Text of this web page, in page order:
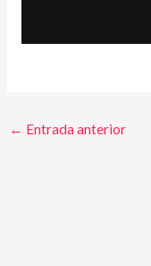
← Entrada anterior